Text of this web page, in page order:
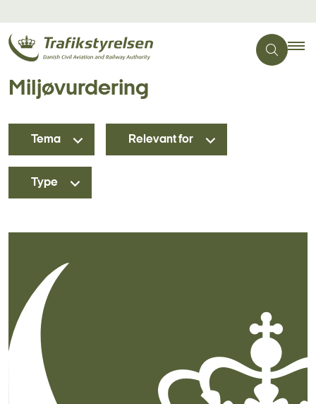
Miljøvurdering
Tema Relevant for
Type